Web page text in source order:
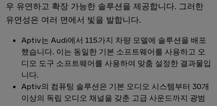
우 유연하고 확장 가능한 솔루션을 제공합니다. 그러한
유연성은 여러 면에서 빛을 발합니다.
Aptiv는 Audi에서 115가지 차량 모델에 솔루션을 배포
했습니다. 이는 동일한 기본 소프트웨어를 사용하고 오
디오 도구 소프트웨어를 사용하여 맞춤 설정한 결과물입
니다.
Aptiv의 컴퓨팅 솔루션은 기본 오디오 시스템부터 30개
이상의 독립 오디오 채널을 갖춘 고급 사운드까지 광범